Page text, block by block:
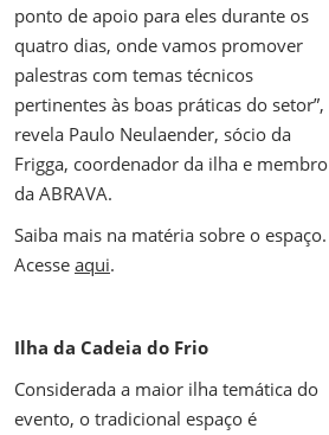
ponto de apoio para eles durante os
quatro dias, onde vamos promover
palestras com temas técnicos
pertinentes às boas práticas do setor”,
revela Paulo Neulaender, sócio da
Frigga, coordenador da ilha e membro
da ABRAVA.
Saiba mais na matéria sobre o espaço.
Acesse aqui.
Ilha da Cadeia do Frio
Considerada a maior ilha temática do
evento, o tradicional espaço é